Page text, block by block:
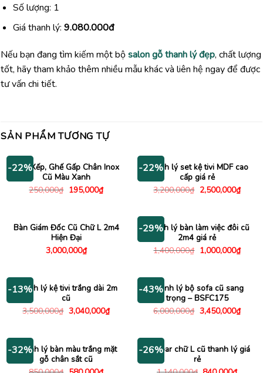
Số lượng: 1
Giá thanh lý: 9.080.000đ
Nếu bạn đang tìm kiếm một bộsalon gỗ thanh lý đẹp, chất lượng
tốt, hãy tham khảo thêm nhiều mẫu khác và liên hệ ngay để được
tư vấn chi tiết.
SẢN PHẨM TƯƠNG TỰ
-22%
Ghế Xếp, Ghế Gấp Chân Inox
Cũ Màu Xanh
250,000₫ Giá
195,000₫Giá
hiện
195,000₫.
-22%
Thanh lý set kệ tivi MDF cao
cấp giá rẻ
3,200,000₫ Giá
gốc
2,500,000₫Giá
hiện
Bàn Giám Đốc Cũ Chữ L 2m4
Hiện Đại
3,000,000₫
-29%
Thanh lý bàn làm việc đôi cũ
2m4 giá rẻ
1,400,000₫ Giá
gốc
1,000,000₫Giá
hiện
-13%
Thanh lý kệ tivi trắng dài 2m
cũ
3,500,000₫ Giá
gốc
3,040,000₫Giá
hiện
3,040,000₫.
-43%Thanh lý bộ sofa cũ sang
trọng – BSFC175
6,000,000₫ Giá
gốc
3,450,000₫Giá
hiện
-32%
Thanh lý bàn màu trắng mặt
gỗ chân sắt cũ
-26%
Bàn bar chữ L cũ thanh lý giá
rẻ